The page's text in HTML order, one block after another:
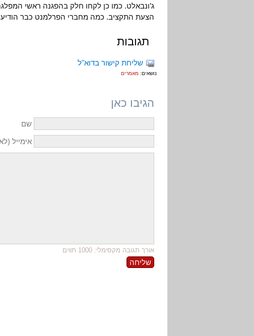
ג’ונבאלט. כמו כן לקחו חלק בהפגנה ראשי
הצעת התקציב. כמה מחברי הפרלמנט כבר
תגובות
שליחת קישור בדוא"ל
נושאים: מאמרים
הגיבו כאן
שם
אימייל
אורך תגובה מקסימלי: 1000 תווים